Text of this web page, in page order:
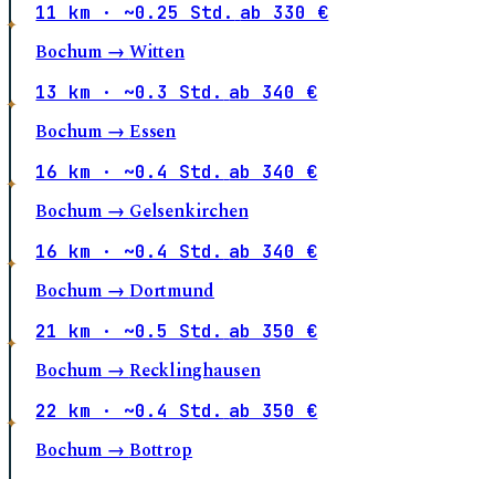
11 km · ~0.25 Std. ab 330 €
Bochum →Witten
13 km · ~0.3 Std. ab 340 €
Bochum →Essen
16 km · ~0.4 Std. ab 340 €
Bochum →Gelsenkirchen
16 km · ~0.4 Std. ab 340 €
Bochum →Dortmund
21 km · ~0.5 Std. ab 350 €
Bochum →Recklinghausen
22 km · ~0.4 Std. ab 350 €
Bochum →Bottrop